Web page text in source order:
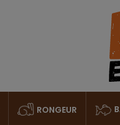
RONGEUR